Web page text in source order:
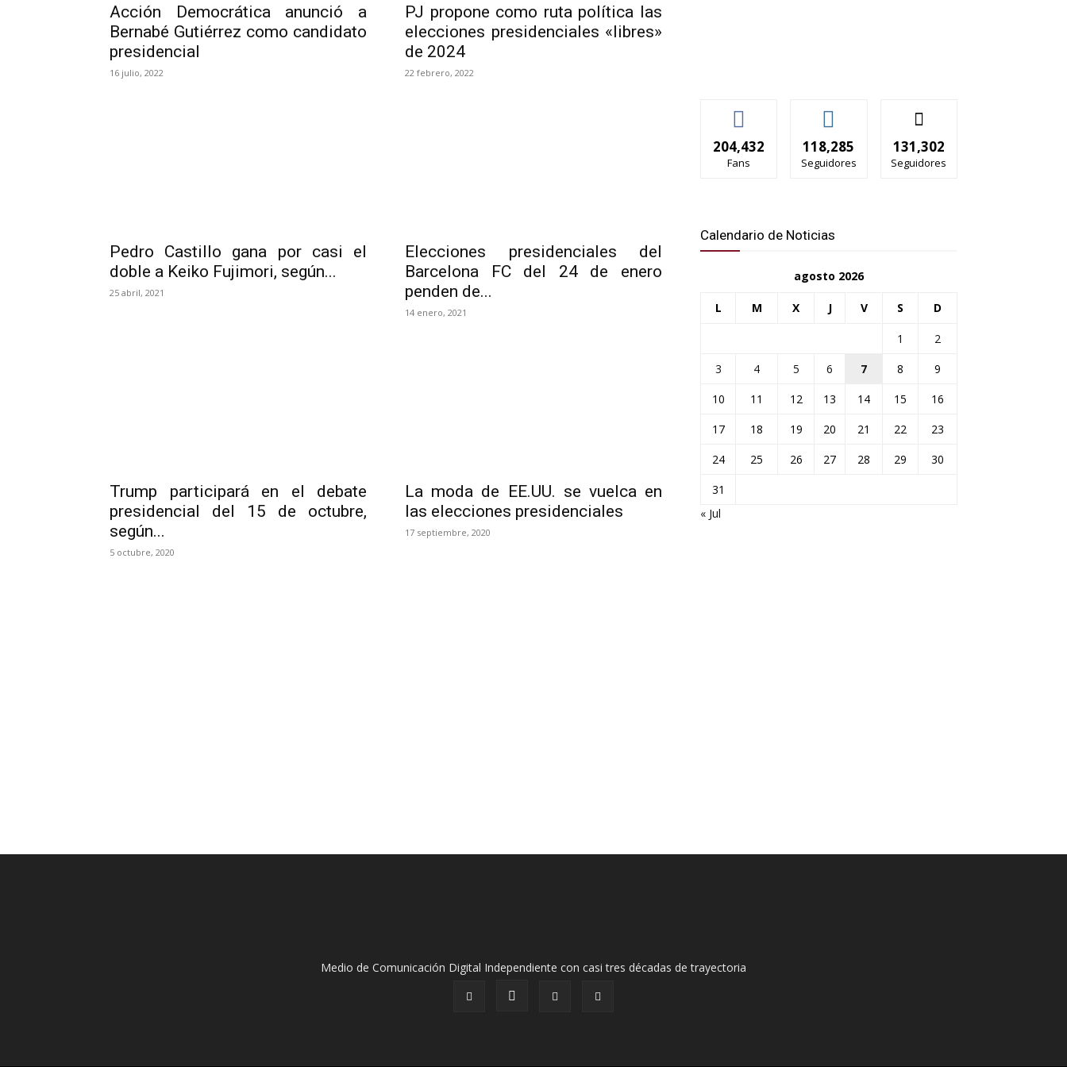
Acción Democrática anunció a
Bernabé Gutiérrez como candidato
presidencial
16 julio, 2022
PJ propone como ruta política las
elecciones presidenciales «libres»
de 2024
22 febrero, 2022
Pedro Castillo gana por casi el
doble a Keiko Fujimori, según...
25 abril, 2021
Elecciones presidenciales del
Barcelona FC del 24 de enero
penden de...
14 enero, 2021
Trump participará en el debate
presidencial del 15 de octubre,
según...
5 octubre, 2020
La moda de EE.UU. se vuelca en
las elecciones presidenciales
17 septiembre, 2020
204,432
Fans
118,285
Seguidores
131,302
Seguidores
Calendario de Noticias
agosto 2026
L M X J V S D
1
2
3
4 5 6 7 8
9
10
11 12 13 14 15
16
17
18 19 20 21 22
23
24
25 26 27 28 29
30
31
« Jul
Medio de Comunicación Digital Independiente con casi tres décadas de trayectoria